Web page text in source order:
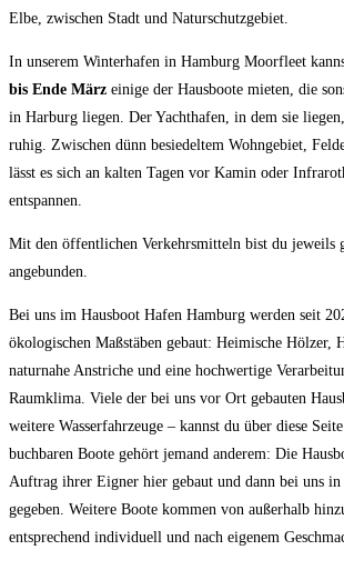
Elbe, zwischen Stadt und Naturschutzgebiet.
In unserem Winterhafen in Hamburg Moorfleet
bis Ende März einige der Hausboote mieten, die
in Harburg liegen. Der Yachthafen, in dem sie
ruhig. Zwischen dünn besiedeltem Wohngebiet,
lässt es sich an kalten Tagen vor Kamin oder
entspannen.
Mit den öffentlichen Verkehrsmitteln bist du jeweils
angebunden.
Bei uns im Hausboot Hafen Hamburg werden seit
ökologischen Maßstäben gebaut: Heimische Hölzer,
naturnahe Anstriche und eine hochwertige
Raumklima. Viele der bei uns vor Ort gebauten
weitere Wasserfahrzeuge – kannst du über diese
buchbaren Boote gehört jemand anderem: Die
Auftrag ihrer Eigner hier gebaut und dann bei uns in
gegeben. Weitere Boote kommen von außerhalb
entsprechend individuell und nach eigenem